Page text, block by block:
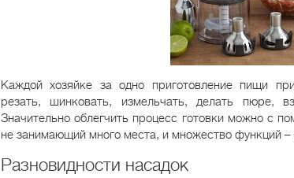
Каждой хозяйке за одно приготовление пищи
резать, шинковать, измельчать, делать пюре,
Значительно облегчить процесс готовки можно с
не занимающий много места, и множество функций
Разновидности насадок